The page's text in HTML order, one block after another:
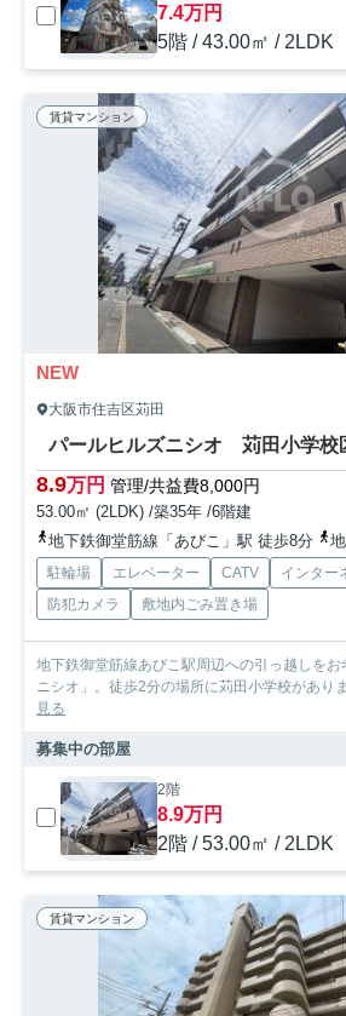
7.4万円
5階 / 43.00㎡ / 2LDK
賃貸マンション
NEW
大阪市住吉区苅田
パールヒルズニシオ 苅田小学校
8.9万円 管理/共益費8,000円
53.00㎡ (2LDK) /築35年 /6階建
地下鉄御堂筋線「あびこ」駅 徒歩8分
地
駐輪場 エレベーター CATV
インター
防犯カメラ
敷地内ごみ置き場
地下鉄御堂筋線あびこ駅周辺への引っ越しを
ニシオ」。徒歩2分の場所に苅田小学校があり
見る
募集中の部屋
2階
8.9万円
2階 / 53.00㎡ / 2LDK
賃貸マンション